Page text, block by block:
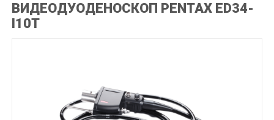
ВИДЕОДУОДЕНОСКОП PENTAX ED34-
I10T